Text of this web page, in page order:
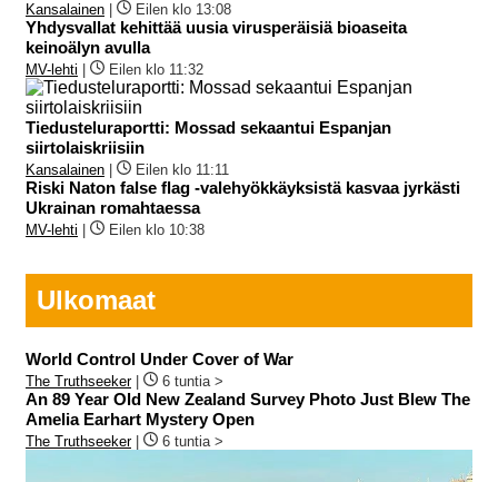
Kansalainen Eilen klo 13:08
Yhdysvallat kehittää uusia virusperäisiä bioaseita
keinoälyn avulla
MV-lehti Eilen klo 11:32
Tiedusteluraportti: Mossad sekaantui Espanjan
siirtolaiskriisiin
Kansalainen Eilen klo 11:11
Riski Naton false flag -valehyökkäyksistä kasvaa jyrkästi
Ukrainan romahtaessa
MV-lehti Eilen klo 10:38
Ulkomaat
World Control Under Cover of War
The Truthseeker| 6 tuntia >
An 89 Year Old New Zealand Survey Photo Just Blew The
Amelia Earhart Mystery Open
The Truthseeker| 6 tuntia >